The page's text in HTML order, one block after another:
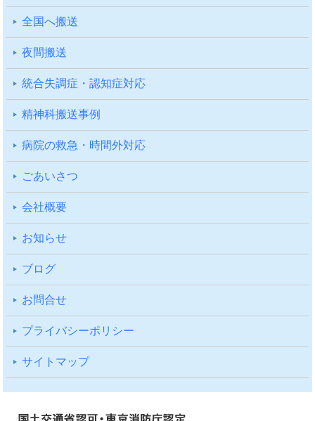
全国へ搬送
夜間搬送
統合失調症・認知症対応
精神科搬送事例
病院の救急・時間外対応
ごあいさつ
会社概要
お知らせ
ブログ
お問合せ
プライバシーポリシー
サイトマップ